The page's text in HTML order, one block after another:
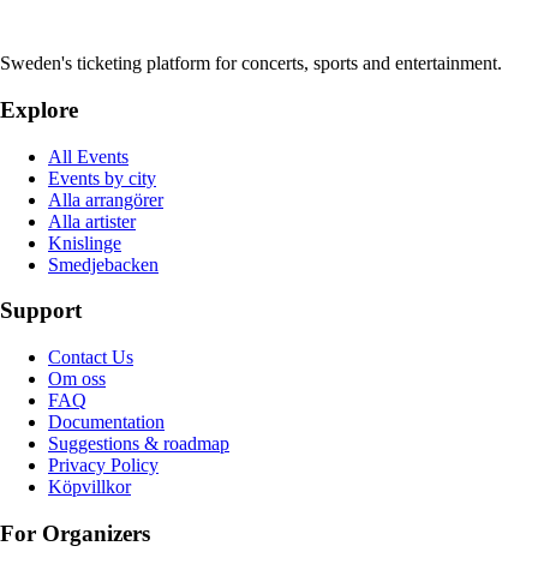
Sweden's ticketing platform for concerts, sports and entertainment.
Explore
All Events
Events by city
Alla arrangörer
Alla artister
Knislinge
Smedjebacken
Support
Contact Us
Om oss
FAQ
Documentation
Suggestions & roadmap
Privacy Policy
Köpvillkor
For Organizers